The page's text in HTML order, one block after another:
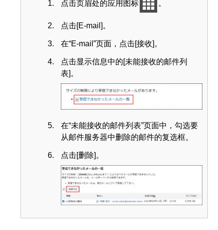
点击页眉处的应用图标 。
点击[E-mail]。
在“E-mail”页面，点击[接收]。
点击显示信息中的[未能接收的邮件列
表]。
在“未能接收的邮件列表”页面中，勾选要
从邮件服务器中删除的邮件的复选框。
点击[删除]。